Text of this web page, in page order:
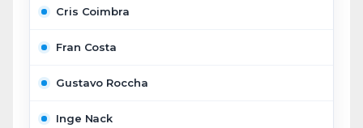
Cris Coimbra
Fran Costa
Gustavo Roccha
Inge Nack